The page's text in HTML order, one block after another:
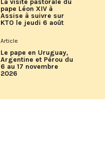
La visite pastorale du
pape Léon XIV à
Assise à suivre sur
KTO le jeudi 6 août
Article
Le pape en Uruguay,
Argentine et Pérou du
6 au 17 novembre
2026